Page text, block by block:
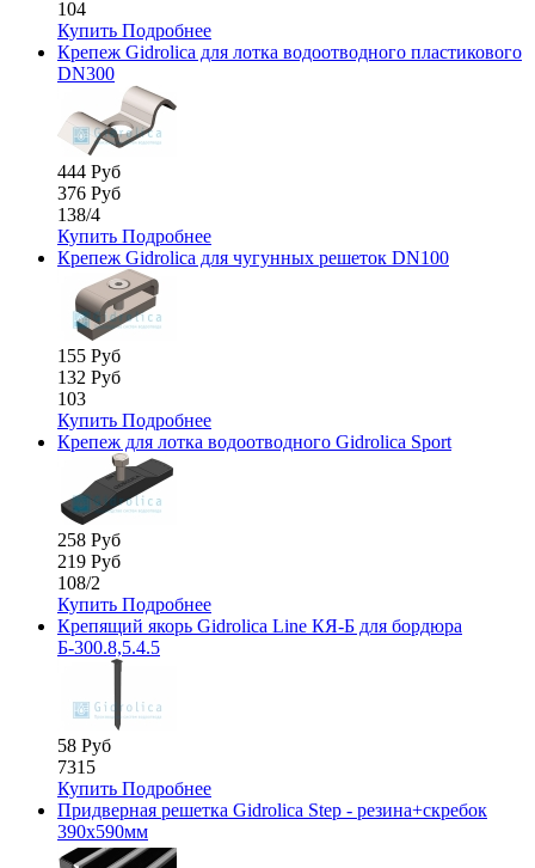
104
Купить Подробнее
Крепеж Gidrolica для лотка водоотводного пластикового
DN300
444 Руб
376 Руб
138/4
Купить Подробнее
Крепеж Gidrolica для чугунных решеток DN100
155 Руб
132 Руб
103
Купить Подробнее
Крепеж для лотка водоотводного Gidrolica Sport
258 Руб
219 Руб
108/2
Купить Подробнее
Крепящий якорь Gidrolica Line КЯ-Б для бордюра
Б-300.8,5.4.5
58 Руб
7315
Купить Подробнее
Придверная решетка Gidrolica Step - резина+скребок
390х590мм